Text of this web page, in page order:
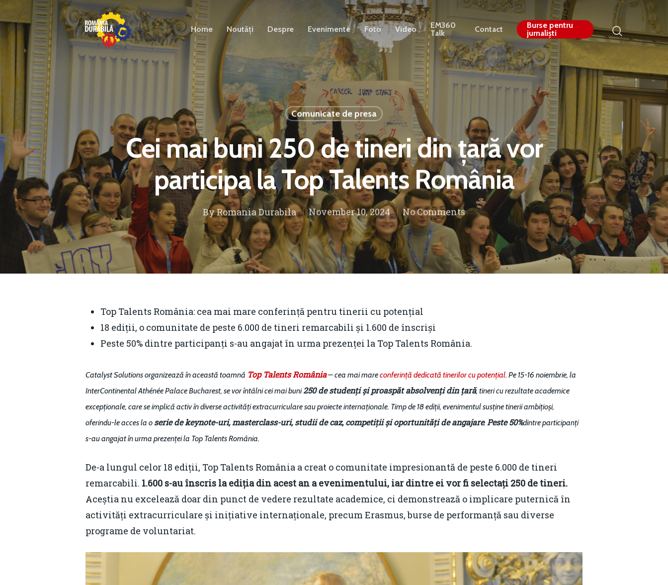
Hit enter to search or ESC to close
Home Noutăți Despre Evenimente Foto Video
EM360
Talk
Contact
Burse pentru
jurnaliști
Comunicate de presa
Cei mai buni 250 de tineri din țară vor
participa la Top Talents România
ByRomania Durabila November 10, 2024 No Comments
Top Talents România: cea mai mare conferință pentru tinerii cu potențial
18 ediții, o comunitate de peste 6.000 de tineri remarcabili și 1.600 de înscriși
Peste 50% dintre participanți s-au angajat în urma prezenței la Top Talents România.
Catalyst Solutions organizează în această toamnă Top Talents România– cea mai mareconferință dedicată tinerilor cu potențial. Pe 15-16 noiembrie, la
InterContinental Athénée Palace Bucharest, se vor întâlni cei mai buni250 de studenți și proaspăt absolvenți din țară, tineri cu rezultateacademice
excepționale, care se implică activ în diverse activități extracurriculare sau proiecte internaționale. Timp de 18 ediții, evenimentul susține tinerii ambițioși,
oferindu-le acces la o serie dekeynote-uri, masterclass-uri, studii de caz, competiții și oportunități de angajare. Peste 50%dintre participanți
s-au angajat în urma prezenței la Top Talents România.
De-a lungul celor 18 ediții, Top Talents România a creat o comunitate impresionantă de peste 6.000 de tineri
remarcabili. 1.600 s-au înscris la ediția din acest an a evenimentului, iar dintre ei vor fi selectați 250 de tineri.
Aceștia nu excelează doar din punct de vedere rezultate academice, ci demonstrează o implicare puternică în
activități extracurriculare și inițiative internaționale, precum Erasmus, burse de performanță sau diverse
programe de voluntariat.